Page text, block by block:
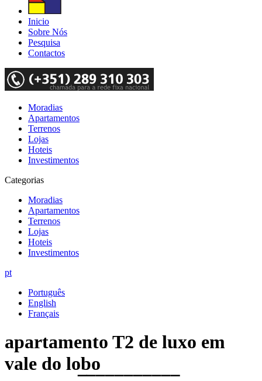
Inicio
Sobre Nós
Pesquisa
Contactos
Moradias
Apartamentos
Terrenos
Lojas
Hoteis
Investimentos
Categorias
Moradias
Apartamentos
Terrenos
Lojas
Hoteis
Investimentos
pt
Português
English
Français
apartamento T2 de luxo em
vale do lobo